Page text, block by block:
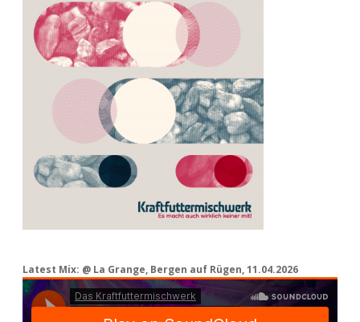
Latest Mix: @ La Grange, Bergen auf Rügen, 11.04.2026